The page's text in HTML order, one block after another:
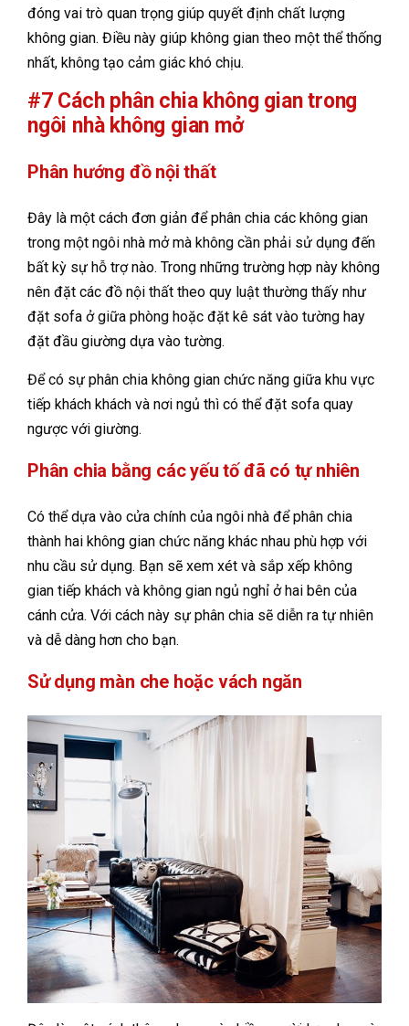
đóng vai trò quan trọng giúp quyết định chất lượng
không gian. Điều này giúp không gian theo một thể thống
nhất, không tạo cảm giác khó chịu.
#7 Cách phân chia không gian trong
ngôi nhà không gian mở
Phân hướng đồ nội thất
Đây là một cách đơn giản để phân chia các không gian
trong một ngôi nhà mở mà không cần phải sử dụng đến
bất kỳ sự hỗ trợ nào. Trong những trường hợp này không
nên đặt các đồ nội thất theo quy luật thường thấy như
đặt sofa ở giữa phòng hoặc đặt kê sát vào tường hay
đặt đầu giường dựa vào tường.
Để có sự phân chia không gian chức năng giữa khu vực
tiếp khách khách và nơi ngủ thì có thể đặt sofa quay
ngược với giường.
Phân chia bằng các yếu tố đã có tự nhiên
Có thể dựa vào cửa chính của ngôi nhà để phân chia
thành hai không gian chức năng khác nhau phù hợp với
nhu cầu sử dụng. Bạn sẽ xem xét và sắp xếp không
gian tiếp khách và không gian ngủ nghỉ ở hai bên của
cánh cửa. Với cách này sự phân chia sẽ diễn ra tự nhiên
và dễ dàng hơn cho bạn.
Sử dụng màn che hoặc vách ngăn